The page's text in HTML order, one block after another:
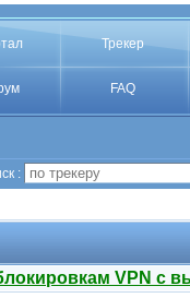
Трекер
FAQ
:
VPN с